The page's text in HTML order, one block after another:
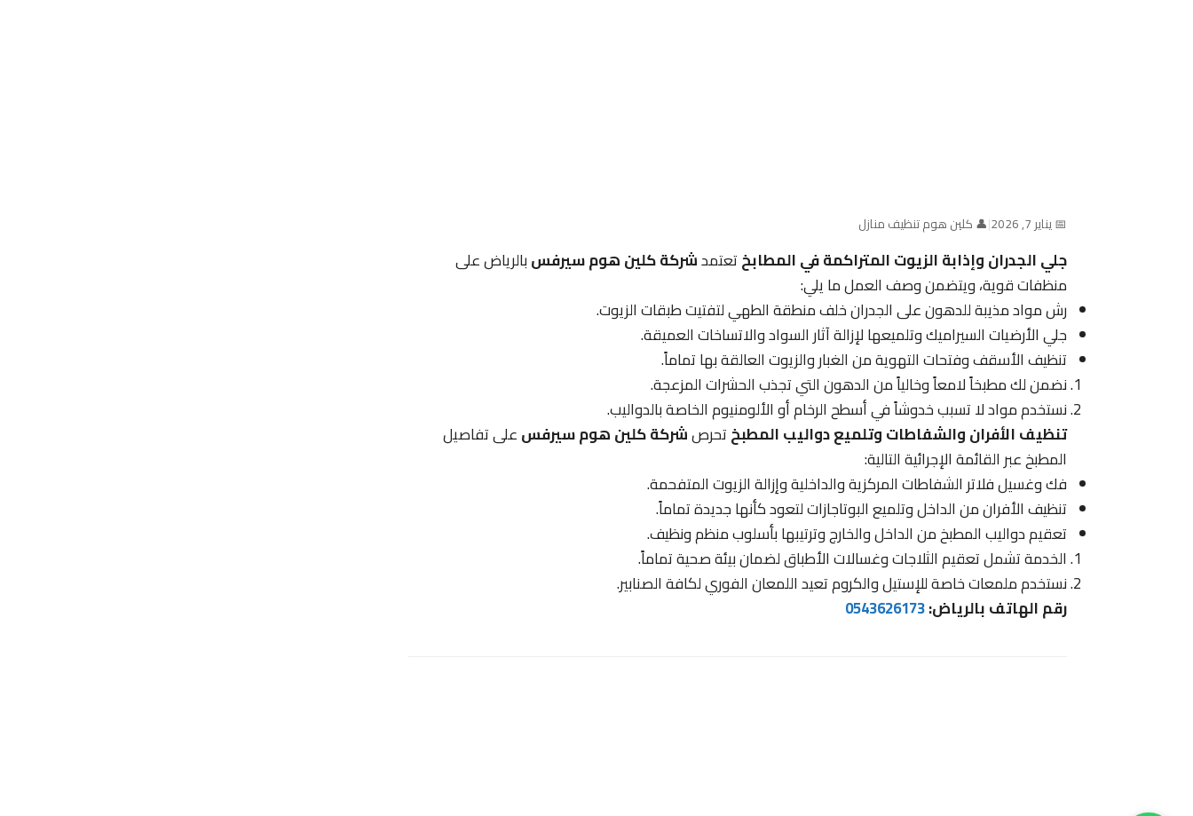
📅 يناير 7, 2026 |👤 كلين هوم تنظيف منازل
جلي الجدران وإذابة الزيوت المتراكمة في المطابختعتمدشركة كلين هوم سيرفسبالرياض على
منظفات قوية، ويتضمن وصف العمل ما يلي:
رش مواد مذيبة للدهون على الجدران خلف منطقة الطهي لتفتيت طبقات الزيوت.
جلي الأرضيات السيراميك وتلميعها لإزالة آثار السواد والاتساخات العميقة.
تنظيف الأسقف وفتحات التهوية من الغبار والزيوت العالقة بها تماماً.
نضمن لك مطبخاً لامعاً وخالياً من الدهون التي تجذب الحشرات المزعجة.
نستخدم مواد لا تسبب خدوشاً في أسطح الرخام أو الألومنيوم الخاصة بالدواليب.
تنظيف الأفران والشفاطات وتلميع دواليب المطبختحرصشركة كلين هوم سيرفسعلى تفاصيل
المطبخ عبر القائمة الإجرائية التالية:
فك وغسيل فلاتر الشفاطات المركزية والداخلية وإزالة الزيوت المتفحمة.
تنظيف الأفران من الداخل وتلميع البوتاجازات لتعود كأنها جديدة تماماً.
تعقيم دواليب المطبخ من الداخل والخارج وترتيبها بأسلوب منظم ونظيف.
الخدمة تشمل تعقيم الثلاجات وغسالات الأطباق لضمان بيئة صحية تماماً.
نستخدم ملمعات خاصة للإستيل والكروم تعيد اللمعان الفوري لكافة الصنابير.
رقم الهاتف بالرياض:0543626173